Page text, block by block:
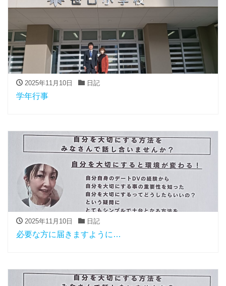
2025年11月10日 日記
学年行事
2025年11月10日 日記
必要な方に届きますように…